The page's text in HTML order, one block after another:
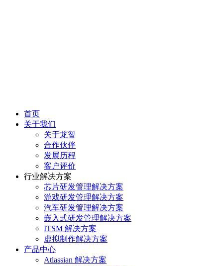
首页
关于我们
关于龙智
合作伙伴
发展历程
客户评价
行业解决方案
芯片研发管理解决方案
游戏研发管理解决方案
汽车研发管理解决方案
嵌入式研发管理解决方案
ITSM 解决方案
虚拟制作解决方案
产品中心
Atlassian 解决方案